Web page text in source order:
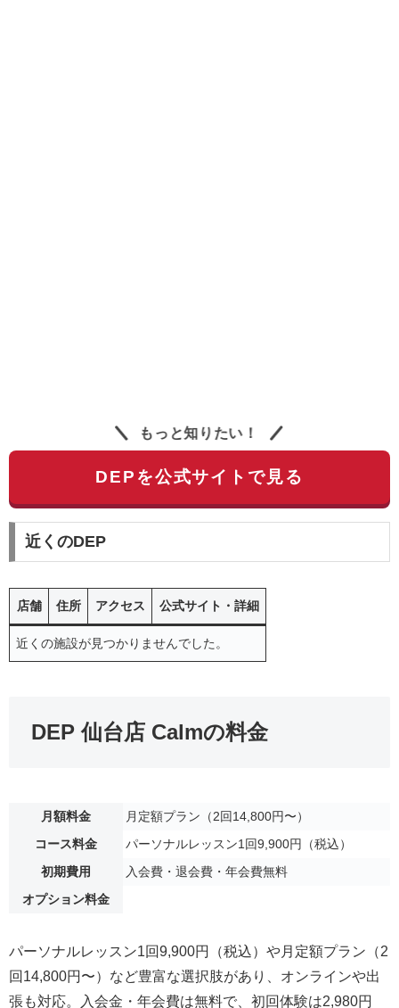
もっと知りたい！
DEPを公式サイトで見る
近くのDEP
店舗 住所 アクセス 公式サイト・詳細
近くの施設が見つかりませんでした。
DEP 仙台店 Calmの料金
月額料金
月定額プラン（2回14,800円〜）
コース料金
パーソナルレッスン1回9,900円（税込）
初期費用
入会費・退会費・年会費無料
オプション料金
パーソナルレッスン1回9,900円（税込）や月定額プラン（2
回14,800円〜）など豊富な選択肢があり、オンラインや出
張も対応。入会金・年会費は無料で、初回体験は2,980円